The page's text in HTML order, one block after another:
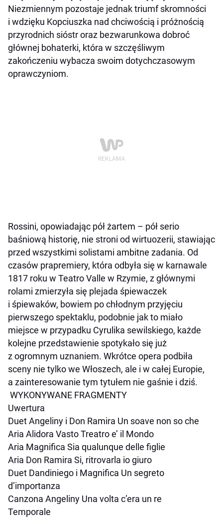
Niezmiennym pozostaje jednak triumf skromności
i wdzięku Kopciuszka nad chciwością i próżnością
przyrodnich sióstr oraz bezwarunkowa dobroć
głównej bohaterki, która w szczęśliwym
zakończeniu wybacza swoim dotychczasowym
oprawczyniom.
Rossini, opowiadając pół żartem – pół serio
baśniową historię, nie stroni od wirtuozerii, stawiając
przed wszystkimi solistami ambitne zadania. Od
czasów prapremiery, która odbyła się w karnawale
1817 roku w Teatro Valle w Rzymie, z głównymi
rolami zmierzyła się plejada śpiewaczek
i śpiewaków, bowiem po chłodnym przyjęciu
pierwszego spektaklu, podobnie jak to miało
miejsce w przypadku Cyrulika sewilskiego, każde
kolejne przedstawienie spotykało się już
z ogromnym uznaniem. Wkrótce opera podbiła
sceny nie tylko we Włoszech, ale i w całej Europie,
a zainteresowanie tym tytułem nie gaśnie i dziś.
WYKONYWANE FRAGMENTY
Uwertura
Duet Angeliny i Don Ramira Un soave non so che
Aria Alidora Vasto Treatro e’ il Mondo
Aria Magnifica Sia qualunque delle figlie
Aria Don Ramira Si, ritrovarla io giuro
Duet Dandiniego i Magnifica Un segreto
d’importanza
Canzona Angeliny Una volta c’era un re
Temporale